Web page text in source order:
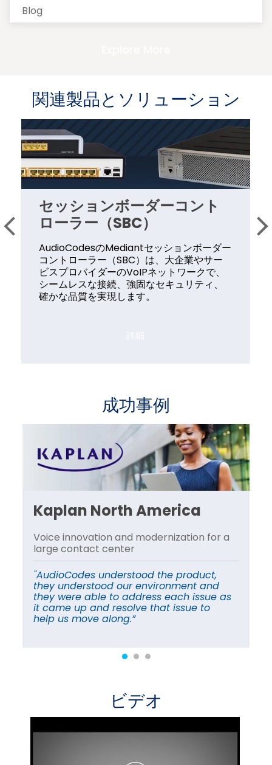
Blog
関連製品とソリューション
セッションボーダーコント
ローラー（SBC）
AudioCodesのMediantセッションボーダー
コントローラー（SBC）は、大企業やサー
ビスプロバイダーのVoIPネットワークで、
シームレスな接続、強固なセキュリティ、
確かな品質を実現します。
成功事例
Kaplan North America
Voice innovation and modernization for a
large contact center
"AudioCodes understood the product,
they understood our environment and
they were able to address each issue as
it came up and resolve that issue to
help us move along.”
ビデオ